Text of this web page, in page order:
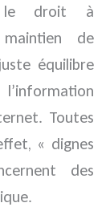
le droit à
de
équilibre
Toutes
« dignes
des